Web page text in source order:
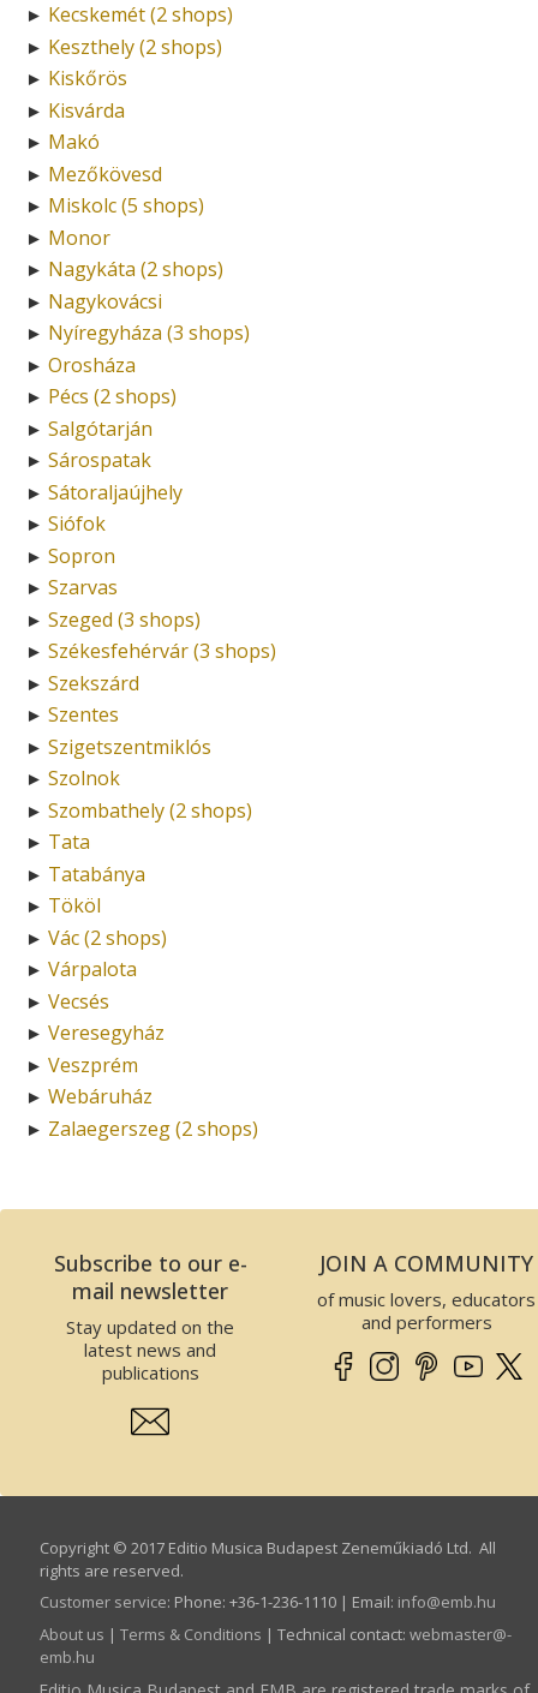
► Kecskemét (2 shops)
► Keszthely (2 shops)
► Kiskőrös
► Kisvárda
► Makó
► Mezőkövesd
► Miskolc (5 shops)
► Monor
► Nagykáta (2 shops)
► Nagykovácsi
► Nyíregyháza (3 shops)
► Orosháza
► Pécs (2 shops)
► Salgótarján
► Sárospatak
► Sátoraljaújhely
► Siófok
► Sopron
► Szarvas
► Szeged (3 shops)
► Székesfehérvár (3 shops)
► Szekszárd
► Szentes
► Szigetszentmiklós
► Szolnok
► Szombathely (2 shops)
► Tata
► Tatabánya
► Tököl
► Vác (2 shops)
► Várpalota
► Vecsés
► Veresegyház
► Veszprém
► Webáruház
► Zalaegerszeg (2 shops)
Subscribe to our e-
mail newsletter
Stay updated on the
latest news and
publications
JOIN A COMMUNITY
of music lovers, educators
and performers
Copyright © 2017 Editio Musica Budapest Zeneműkiadó Ltd. All
rights are reserved.
Customer service: Phone: +36-1-236-1110 | Email: info­@­emb.hu
About us | Terms & Conditions | Technical contact: webmaster­@­
emb.hu